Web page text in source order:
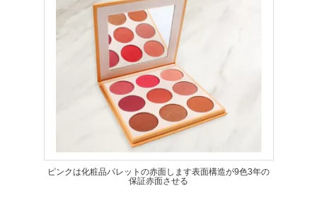
ピンクは化粧品パレットの赤面します表面構造が9色3年の
保証赤面させる